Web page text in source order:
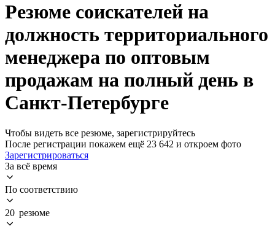
Резюме соискателей на
должность территориального
менеджера по оптовым
продажам на полный день в
Санкт-Петербурге
Чтобы видеть все резюме, зарегистрируйтесь
После регистрации покажем ещё 23 642 и откроем фото
Зарегистрироваться
За всё время
По соответствию
20 резюме